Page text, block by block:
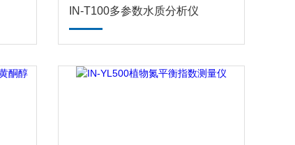
IN-T100多参数水质分析仪